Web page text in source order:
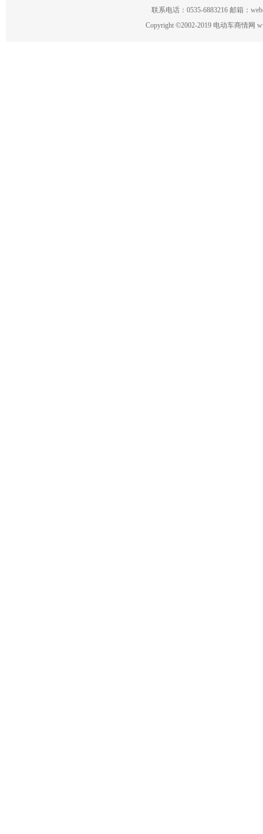
联系电话：0535-6883216 邮箱：
Copyright ©2002-2019 电动车商情网